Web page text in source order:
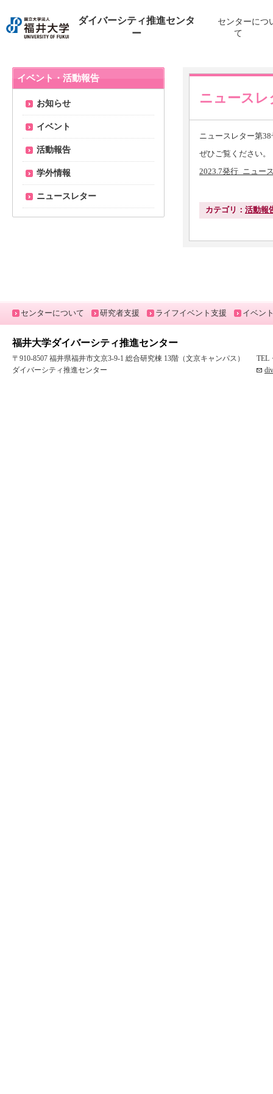
ダイバーシティ推進センタ
ー
センターにつ
て
ニュース
ニュースレター第
ぜひご覧ください。
2023.7発行_ニュー
カテゴリ： 活動報
イベント・活動報告
お知らせ
イベント
活動報告
学外情報
ニュースレター
センターについて 研究者支援 ライフイベント支援 イベン
福井大学ダイバーシティ推進センター
〒910-8507 福井県福井市文京3-9-1 総合研究棟 13階（文京キャンパス）
ダイバーシティ推進センター
TEL